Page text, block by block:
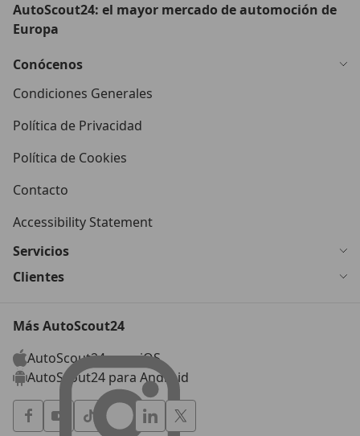
AutoScout24: el mayor mercado de automoción de
Europa
Conócenos
Condiciones Generales
Política de Privacidad
Política de Cookies
Contacto
Accessibility Statement
Servicios
Clientes
Más AutoScout24
AutoScout24 para iOS
AutoScout24 para Android